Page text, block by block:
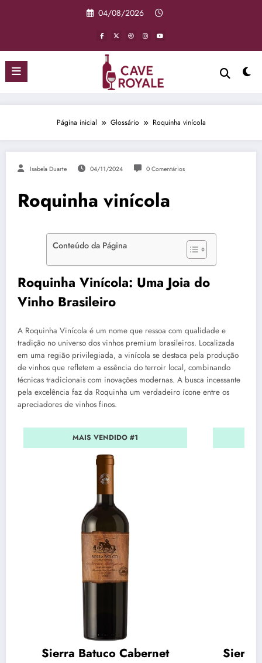
04/08/2026
Página inicial Glossário Roquinha vinícola
Isabela Duarte 04/11/2024 0 Comentários
Roquinha vinícola
Conteúdo da Página
Roquinha Vinícola: Uma Joia do
Vinho Brasileiro
A Roquinha Vinícola é um nome que ressoa com qualidade e
tradição no universo dos vinhos premium brasileiros. Localizada
em uma região privilegiada, a vinícola se destaca pela produção
de vinhos que refletem a essência do terroir local, combinando
técnicas tradicionais com inovações modernas. A busca incessante
pela excelência faz da Roquinha um verdadeiro ícone entre os
apreciadores de vinhos finos.
MAIS VENDIDO #1
Sierra Batuco Cabernet
Sierra